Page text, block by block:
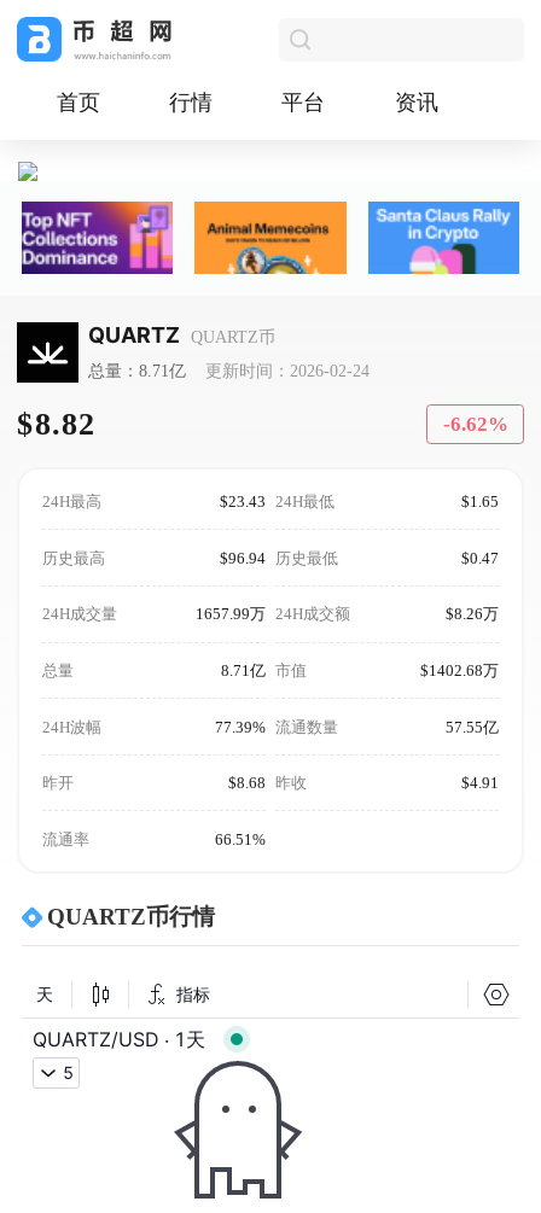
首页 行情 平台 资讯
QUARTZ
QUARTZ币
总量：8.71亿
更新时间：2026-02-24
$8.82 -6.62%
24H最高 $23.43 24H最低 $1.65
历史最高 $96.94 历史最低 $0.47
24H成交量 1657.99万 24H成交额 $8.26万
总量 8.71亿 市值 $1402.68万
24H波幅 77.39% 流通数量 57.55亿
昨开 $8.68 昨收 $4.91
流通率 66.51%
QUARTZ币行情